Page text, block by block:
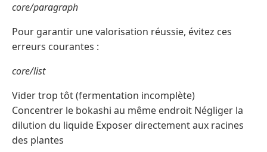
core/paragraph
Pour garantir une valorisation réussie, évitez ces
erreurs courantes :
core/list
Vider trop tôt (fermentation incomplète)
Concentrer le bokashi au même endroit Négliger la
dilution du liquide Exposer directement aux racines
des plantes